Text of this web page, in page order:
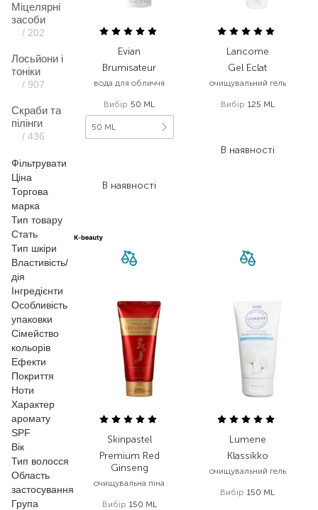
Міцелярні
засоби
/ 202
Лосьйони і
тоніки
/ 907
Скраби та
пілінги
/ 436
Фільтрувати
Ціна
Торгова
марка
Тип товару
Стать
Тип шкіри
Властивість/
дія
Інгредієнти
Особливість
упаковки
Сімейство
кольорів
Ефекти
Покриття
Ноти
Характер
аромату
SPF
Вік
Тип волосся
Область
застосування
Група
Evian
Brumisateur
вода для обличчя
Вибір 50 ML
50 ML
В наявності
Lancome
Gel Eclat
очищувальний гель
Вибір 125 ML
В наявності
Skinpastel
Premium Red
Ginseng
очищувальна піна
Вибір 150 ML
Lumene
Klassikko
очищувальний гель
Вибір 150 ML